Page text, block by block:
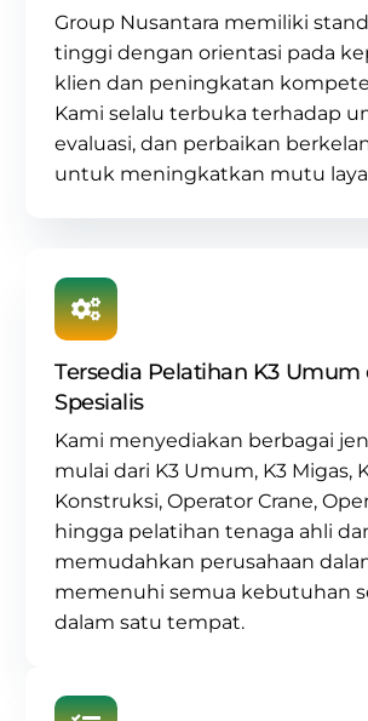
Group Nusantara memiliki
tinggi dengan orientasi pada
klien dan peningkatan
Kami selalu terbuka terhadap
evaluasi, dan perbaikan
untuk meningkatkan mutu
Tersedia Pelatihan K3 Umum
Spesialis
Kami menyediakan berbagai
mulai dari K3 Umum, K3 Migas,
Konstruksi,Operator Crane,
hingga pelatihan tenaga ahli
memudahkan perusahaan
memenuhi semua kebutuhan
dalam satu tempat.